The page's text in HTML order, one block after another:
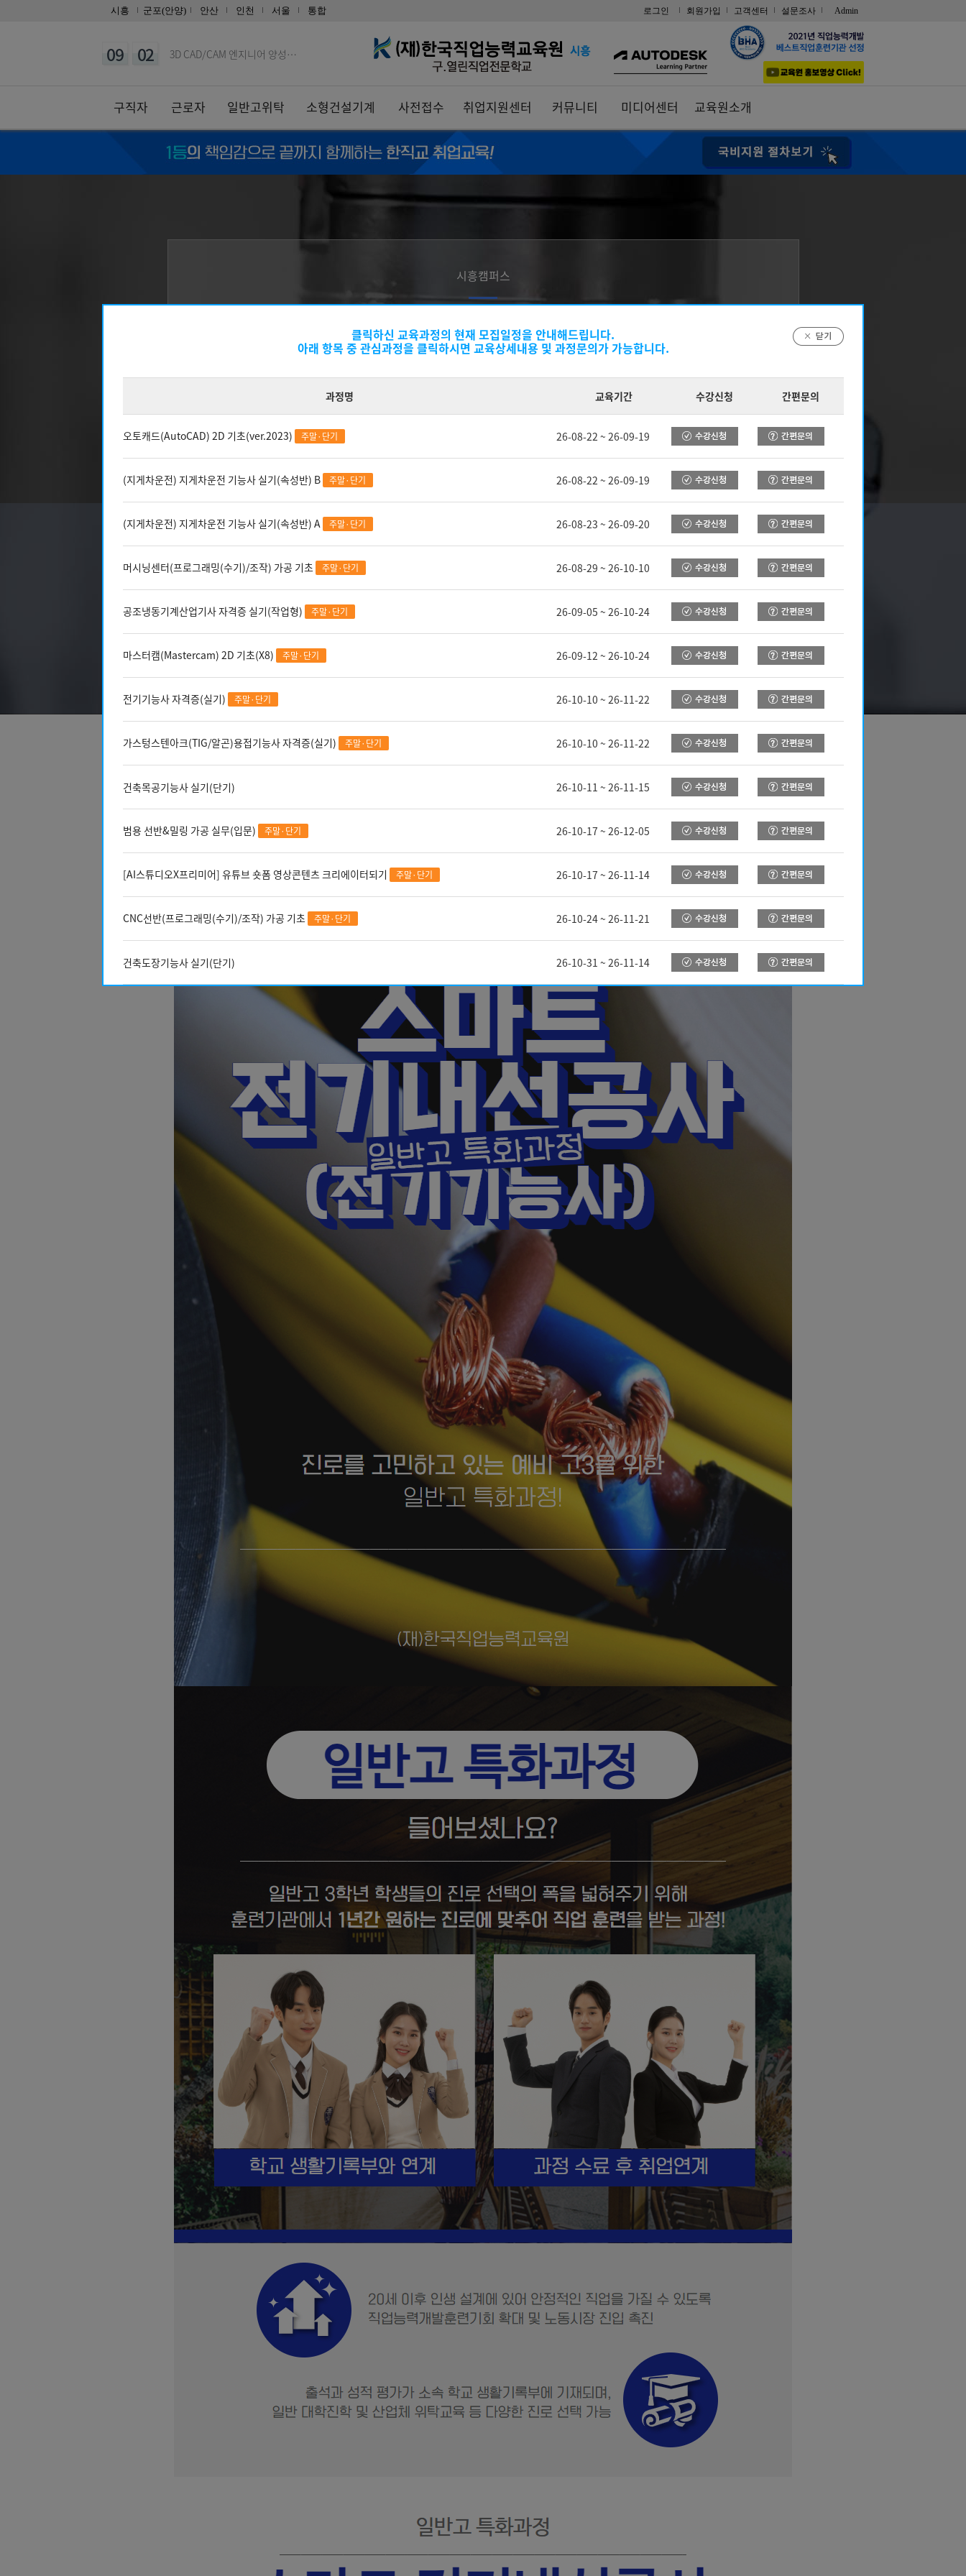
시흥 군포(안양) 안산 인천 서울 통합 로그인 회원가입 고객센터 설문조사 Admin
09 30 ['27년 1회차 시험 완벽 대비…
09 02 3D CAD/CAM 엔지니어 양성…
08 24 (기업맞춤) 특수용접(알곤(TIG…
11 27 타일+방수기능사 자격증 취득 & …
머시닝센터(프로그래밍(수기)/조작…
08 11 (열·냉동기계) 공조냉동기계+에너…
03 08
30
05
21 [평일반]굴삭기(3톤미만) 면허취…
21
31 [주말반]지게차(3톤미만) 면허취…
05 지게차 운전기능사 실기과정
21 지게차운전기능사(필기+실기) 자격…
구직자 근로자 일반고위탁 소형건설기계 사전접수 취업지원센터 커뮤니티 미디어센터 교육원소개
클릭하신 교육과정의 현재 모집일정을 안내해드립니다.
아래 항목 중 관심과정을 클릭하시면 교육상세내용 및 과정문의가 가능합니다.
과정명 교육기간 수강신청 간편문의
오토캐드(AutoCAD) 2D 기초(ver.2023) 주말·단기 26-08-22 ~ 26-09-19
(지게차운전) 지게차운전 기능사 실기(속성반) B 주말·단기 26-08-22 ~ 26-09-19
(지게차운전) 지게차운전 기능사 실기(속성반) A 주말·단기 26-08-23 ~ 26-09-20
머시닝센터(프로그래밍(수기)/조작) 가공 기초 주말·단기 26-08-29 ~ 26-10-10
공조냉동기계산업기사 자격증 실기(작업형) 주말·단기 26-09-05 ~ 26-10-24
마스터캠(Mastercam) 2D 기초(X8) 주말·단기 26-09-12 ~ 26-10-24
전기기능사 자격증(실기) 주말·단기 26-10-10 ~ 26-11-22
가스텅스텐아크(TIG/알곤)용접기능사 자격증(실기) 주말·단기 26-10-10 ~ 26-11-22
건축목공기능사 실기(단기) 26-10-11 ~ 26-11-15
범용 선반&밀링 가공 실무(입문) 주말·단기 26-10-17 ~ 26-12-05
[AI스튜디오X프리미어] 유튜브 숏폼 영상콘텐츠 크리에이터되기 주말·단기 26-10-17 ~ 26-11-14
CNC선반(프로그래밍(수기)/조작) 가공 기초 주말·단기 26-10-24 ~ 26-11-21
건축도장기능사 실기(단기) 26-10-31 ~ 26-11-14
시흥캠퍼스
[일반고]스마트 전기내선공사 실무자 양성
(전기기능사) A
망설이지말고 도전하세요
누구나 지금 바로 지원가능합니다. 수강신청 바로가기 >>>
교육기간
2026-03-09~2027-01-04
교육시간
09:00~16:30/평일/월-금
교육장소
배곧_전기실습실
30명
수강료
전액무료
내일배움카드자부담금
0원
비고
한직교 과정소개